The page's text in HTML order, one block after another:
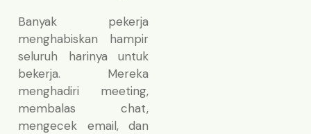
Banyak pekerja
menghabiskan hampir
seluruh harinya untuk
bekerja. Mereka
menghadiri meeting,
membalas chat,
mengecek email, dan